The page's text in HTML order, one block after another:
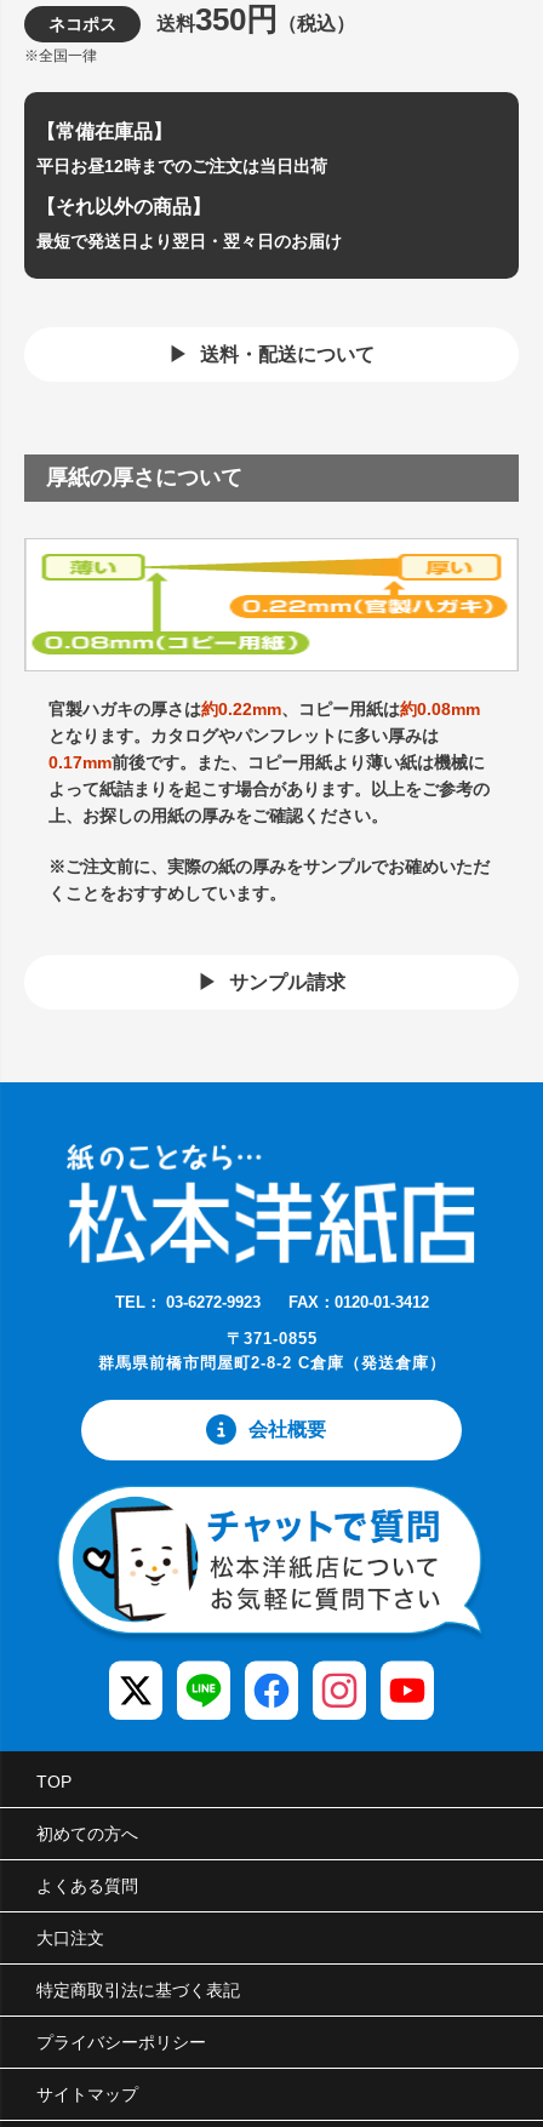
ネコポス 送料350円 （税込）
※全国一律
【常備在庫品】
平日お昼12時までのご注文は当日出荷
【それ以外の商品】
最短で発送日より翌日・翌々日のお届け
送料・配送について
厚紙の厚さについて
官製ハガキの厚さは約0.22mm、コピー用紙は約0.08mm
となります。カタログやパンフレットに多い厚みは
0.17mm前後です。また、コピー用紙より薄い紙は機械に
よって紙詰まりを起こす場合があります。以上をご参考の
上、お探しの用紙の厚みをご確認ください。
※ご注文前に、実際の紙の厚みをサンプルでお確めいただ
くことをおすすめしています。
サンプル請求
TEL： 03-6272-9923
FAX：0120-01-3412
〒371-0855
群馬県前橋市問屋町2-8-2 C倉庫（発送倉庫）
会社概要
TOP
初めての方へ
よくある質問
大口注文
特定商取引法に基づく表記
プライバシーポリシー
サイトマップ